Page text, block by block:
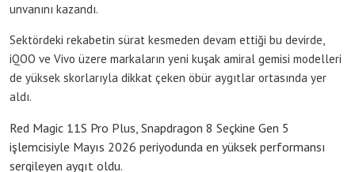
unvanını kazandı.
Sektördeki rekabetin sürat kesmeden devam ettiği bu devirde,
iQOO ve Vivo üzere markaların yeni kuşak amiral gemisi modelleri
de yüksek skorlarıyla dikkat çeken öbür aygıtlar ortasında yer
aldı.
Red Magic 11S Pro Plus, Snapdragon 8 Seçkine Gen 5
işlemcisiyle Mayıs 2026 periyodunda en yüksek performansı
sergileyen aygıt oldu.